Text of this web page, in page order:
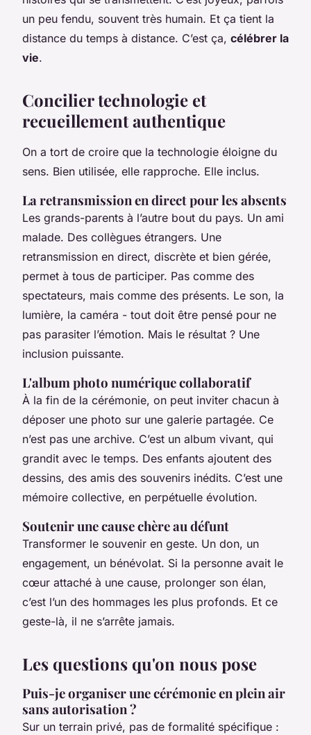
un peu fendu, souvent très humain. Et ça tient la
distance du temps à distance. C’est ça, célébrer la
vie.
Concilier technologie et
recueillement authentique
On a tort de croire que la technologie éloigne du
sens. Bien utilisée, elle rapproche. Elle inclus.
La retransmission en direct pour les absents
Les grands-parents à l’autre bout du pays. Un ami
malade. Des collègues étrangers. Une
retransmission en direct, discrète et bien gérée,
permet à tous de participer. Pas comme des
spectateurs, mais comme des présents. Le son, la
lumière, la caméra - tout doit être pensé pour ne
pas parasiter l’émotion. Mais le résultat ? Une
inclusion puissante.
L'album photo numérique collaboratif
À la fin de la cérémonie, on peut inviter chacun à
déposer une photo sur une galerie partagée. Ce
n’est pas une archive. C’est un album vivant, qui
grandit avec le temps. Des enfants ajoutent des
dessins, des amis des souvenirs inédits. C’est une
mémoire collective, en perpétuelle évolution.
Soutenir une cause chère au défunt
Transformer le souvenir en geste. Un don, un
engagement, un bénévolat. Si la personne avait le
cœur attaché à une cause, prolonger son élan,
c’est l’un des hommages les plus profonds. Et ce
geste-là, il ne s’arrête jamais.
Les questions qu'on nous pose
Puis-je organiser une cérémonie en plein air
sans autorisation ?
Sur un terrain privé, pas de formalité spécifique :